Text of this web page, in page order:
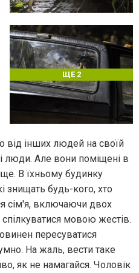
ЩЕ 2
від інших людей на своїй
люди. Але вони поміщені в
В їхньому будинку
знищать будь-кого, хто
сім'я, включаючи двох
мовою жестів.
пересуватися
На жаль, вести таке
як не намагайся. Чоловік